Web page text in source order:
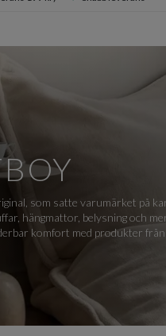
som satte varumärket på
hängmattor, belysning och
komfort med produkter